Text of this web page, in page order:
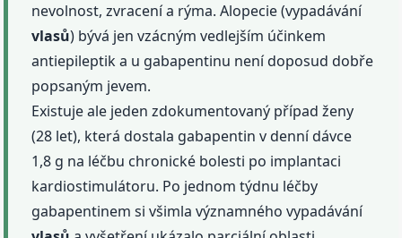
nevolnost, zvracení a rýma. Alopecie (vypadávání
vlasů) bývá jen vzácným vedlejším účinkem
antiepileptik a u gabapentinu není doposud dobře
popsaným jevem.
Existuje ale jeden zdokumentovaný případ ženy
(28 let), která dostala gabapentin v denní dávce
1,8 g na léčbu chronické bolesti po implantaci
kardiostimulátoru. Po jednom týdnu léčby
gabapentinem si všimla významného vypadávání